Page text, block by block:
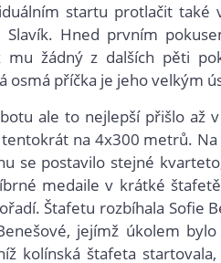
startu protlačit také
Slavík. Hned prvním
žádný z dalších pěti
osmá příčka je jeho velkým
ale to nejlepší přišlo až
na 4x300 metrů.
se postavilo stejné
medaile v krátké
Štafetu rozbíhala Sofie
jejímž úkolem
kolínská štafeta